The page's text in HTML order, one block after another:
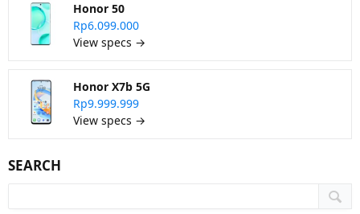
Honor 50
Rp6.099.000
View specs →
Honor X7b 5G
Rp9.999.999
View specs →
SEARCH